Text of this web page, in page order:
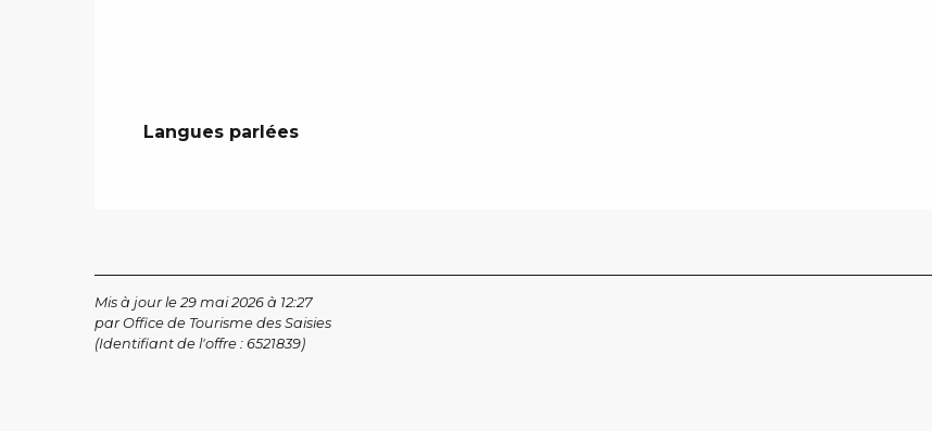
Langues parlées
Langues parlées
Mis à jour le 29 mai 2026 à 12:27
par Office de Tourisme des Saisies
(Identifiant de l'offre : 6521839)